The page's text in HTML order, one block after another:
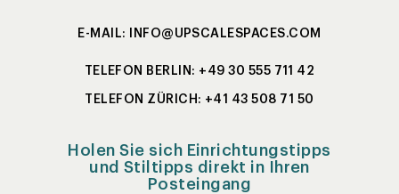
E-MAIL: INFO@UPSCALESPACES.COM
TELEFON BERLIN: +49 30 555 711 42
TELEFON ZÜRICH: +41 43 508 71 50
Holen Sie sich Einrichtungstipps
und Stiltipps direkt in Ihren
Posteingang